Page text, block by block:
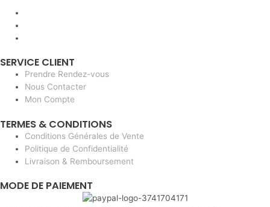
SERVICE CLIENT
Prendre Rendez-vous
Nous Contacter
Mon Compte
TERMES & CONDITIONS
Conditions Générales de Vente
Politique de Confidentialité
Livraison & Remboursement
MODE DE PAIEMENT